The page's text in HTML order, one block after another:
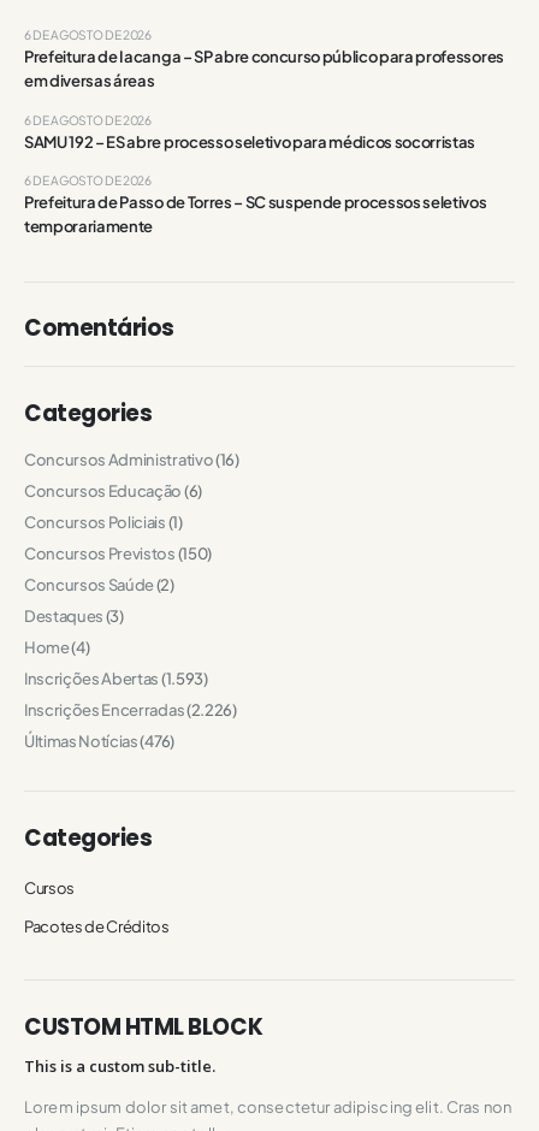
Prefeitura de Iacanga – SP abre concurso público para professores
em diversas áreas
6 DE AGOSTO DE 2026
SAMU 192 – ES abre processo seletivo para médicos socorristas
6 DE AGOSTO DE 2026
Prefeitura de Passo de Torres – SC suspende processos seletivos
temporariamente
6 DE AGOSTO DE 2026
Comentários
Categories
Concursos Administrativo(16)
Concursos Educação(6)
Concursos Policiais(1)
Concursos Previstos(150)
Concursos Saúde(2)
Destaques(3)
Home(4)
Inscrições Abertas(1.593)
Inscrições Encerradas(2.226)
Últimas Notícias(476)
Categories
Cursos
Pacotes de Créditos
CUSTOM HTML BLOCK
This is a custom sub-title.
Lorem ipsum dolor sit amet, consectetur adipiscing elit. Cras non